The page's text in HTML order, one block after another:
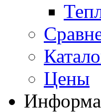
Цены